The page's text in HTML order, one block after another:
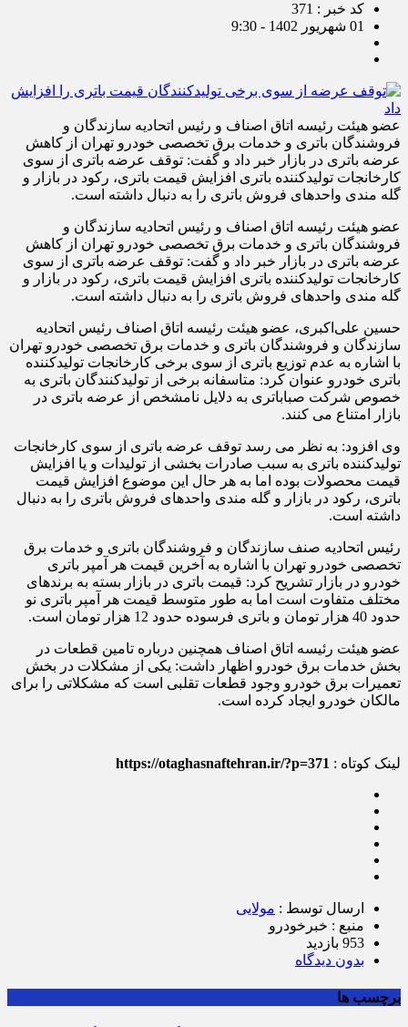
کد خبر : 371
01 شهریور 1402 - 9:30
عضو هیئت رئیسه اتاق اصناف و رئیس اتحادیه سازندگان و
فروشندگان باتری و خدمات برق تخصصی خودرو تهران از کاهش
عرضه باتری در بازار خبر داد و گفت: توقف عرضه باتری از سوی
کارخانجات تولیدکننده باتری افزایش قیمت باتری، رکود در بازار و
گله مندی واحدهای فروش باتری را به دنبال داشته است.
عضو هیئت رئیسه اتاق اصناف و رئیس اتحادیه سازندگان و
فروشندگان باتری و خدمات برق تخصصی خودرو تهران از کاهش
عرضه باتری در بازار خبر داد و گفت: توقف عرضه باتری از سوی
کارخانجات تولیدکننده باتری افزایش قیمت باتری، رکود در بازار و
گله مندی واحدهای فروش باتری را به دنبال داشته است.
حسین علی‌اکبری، عضو هیئت رئیسه اتاق اصناف رئیس اتحادیه
سازندگان و فروشندگان باتری و خدمات برق تخصصی خودرو تهران
با اشاره به عدم توزیع باتری از سوی برخی کارخانجات تولیدکننده
باتری خودرو عنوان کرد: متاسفانه برخی از تولیدکنندگان باتری به
خصوص شرکت صباباتری به دلایل نامشخص از عرضه باتری در
بازار امتناع می کنند.
وی افزود: به نظر می رسد توقف عرضه باتری از سوی کارخانجات
تولیدکننده باتری به سبب صادرات بخشی از تولیدات و یا افزایش
قیمت محصولات بوده اما به هر حال این موضوع افزایش قیمت
باتری، رکود در بازار و گله مندی واحدهای فروش باتری را به دنبال
داشته است.
رئیس اتحادیه صنف سازندگان و فروشندگان باتری و خدمات برق
تخصصی خودرو تهران با اشاره به آخرین قیمت هر آمپر باتری
خودرو در بازار تشریح کرد: قیمت باتری در بازار بسته به برندهای
مختلف متفاوت است اما به طور متوسط قیمت هر آمپر باتری نو
حدود 40 هزار تومان و باتری فرسوده حدود 12 هزار تومان است.
عضو هیئت رئیسه اتاق اصناف همچنین درباره تامین قطعات در
بخش خدمات برق خودرو اظهار داشت: یکی از مشکلات در بخش
تعمیرات برق خودرو وجود قطعات تقلبی است که مشکلاتی را برای
مالکان خودرو ایجاد کرده است.
لینک کوتاه : https://otaghasnaftehran.ir/?p=371
ارسال توسط : مولایی
منبع : خبرخودرو
953 بازدید
بدون دیدگاه
برچسب ها